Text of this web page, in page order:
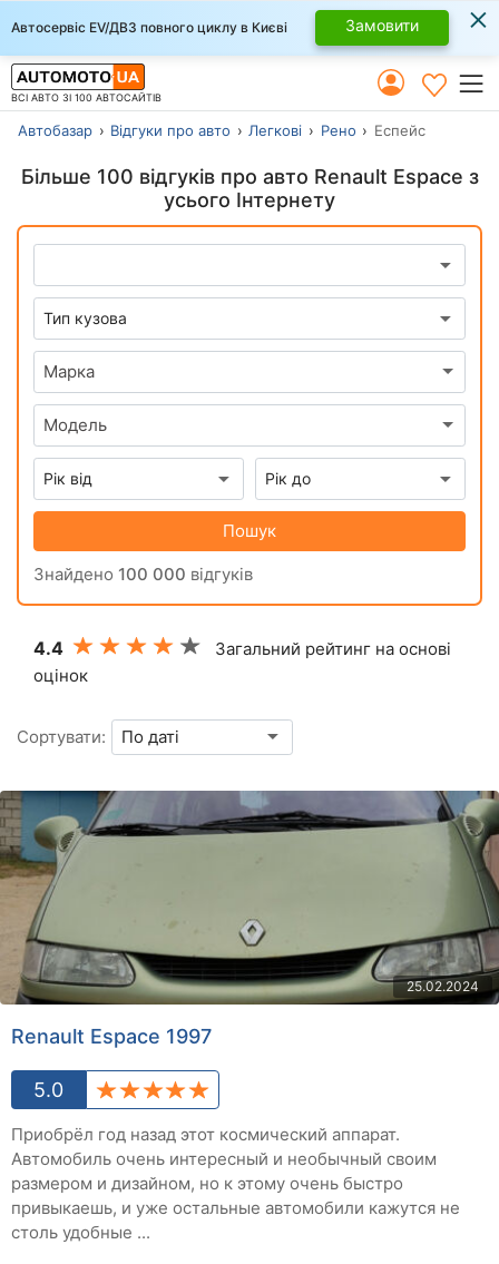
Автосервіс EV/ДВЗ повного циклу в Києві Замовити ×
ВСІ АВТО ЗІ 100 АВТОСАЙТІВ
Автобазар Відгуки про авто Легкові Рено Еспейс
Більше 100 відгуків про авто Renault Espace з
усього Інтернету
Марка
Модель
Пошук
Знайдено 100 000 відгуків
4.4
Загальний рейтинг на основі
оцінок
Сортувати:
25.02.2024
Renault Espace 1997
5.0
Приобрёл год назад этот космический аппарат.
Автомобиль очень интересный и необычный своим
размером и дизайном, но к этому очень быстро
привыкаешь, и уже остальные автомобили кажутся не
столь удобные ...